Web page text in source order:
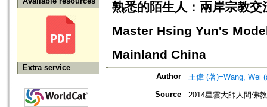
Extra service
熟悉的陌生人：兩岸宗教
Master Hsing Yun's
Mainland China
Author
王偉 (著)=Wang, Wei
Source
2014星雲大師人間佛